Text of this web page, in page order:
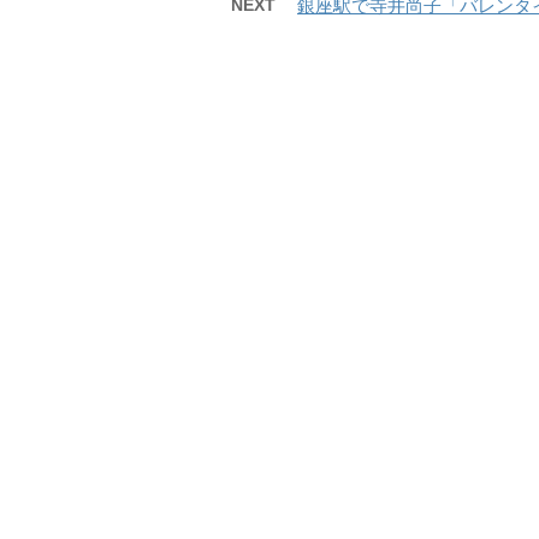
NEXT 銀座駅で寺井尚子「バレンタ